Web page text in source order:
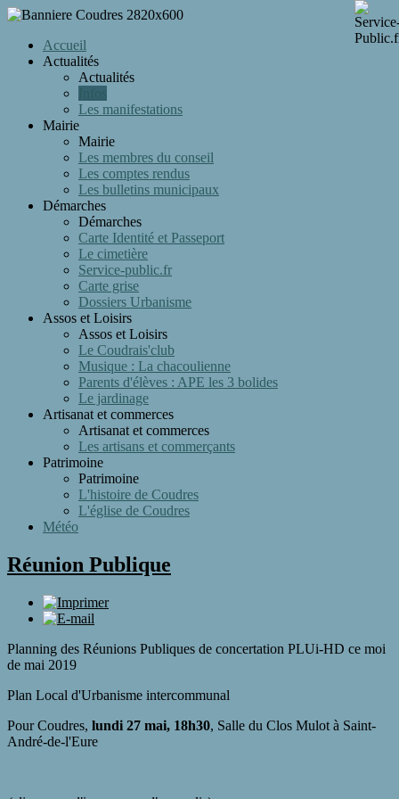
Accueil
Actualités
Actualités
Les manifestations
Mairie
Mairie
Les membres du conseil
Les comptes rendus
Les bulletins municipaux
Démarches
Démarches
Carte Identité et Passeport
Le cimetière
Service-public.fr
Carte grise
Dossiers Urbanisme
Assos et Loisirs
Assos et Loisirs
Le Coudrais'club
Musique : La chacoulienne
Parents d'élèves : APE les 3 bolides
Le jardinage
Artisanat et commerces
Artisanat et commerces
Les artisans et commerçants
Patrimoine
Patrimoine
L'histoire de Coudres
L'église de Coudres
Météo
Réunion Publique
Planning des Réunions Publiques de concertation PLUi-HD ce moi
de mai 2019
Plan Local d'Urbanisme intercommunal
Pour Coudres, lundi 27 mai, 18h30, Salle du Clos Mulot à Saint-
André-de-l'Eure